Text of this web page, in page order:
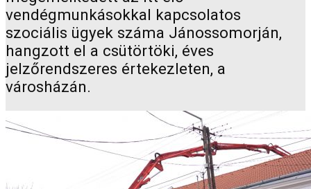
vendégmunkásokkal kapcsolatos
szociális ügyek száma Jánossomorján,
hangzott el a csütörtöki, éves
jelzőrendszeres értekezleten, a
városházán.